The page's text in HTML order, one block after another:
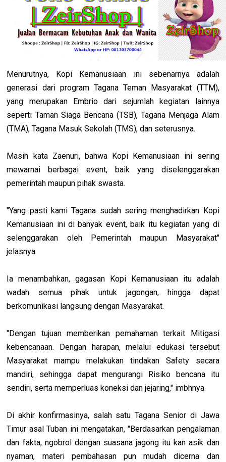
Menurutnya, Kopi Kemanusiaan ini sebenarnya adalah
generasi dari program Tagana Teman Masyarakat (TTM),
yang merupakan Embrio dari sejumlah kegiatan lainnya
seperti Taman Siaga Bencana (TSB), Tagana Menjaga Alam
(TMA), Tagana Masuk Sekolah (TMS), dan seterusnya.
Masih kata Zaenuri, bahwa Kopi Kemanusiaan ini sering
mewarnai berbagai event, baik yang diselenggarakan
pemerintah maupun pihak swasta.
"Yang pasti kami Tagana sudah sering menghadirkan Kopi
Kemanusiaan ini di banyak event, baik itu kegiatan yang di
selenggarakan oleh Pemerintah maupun Masyarakat"
jelasnya.
Ia menambahkan, gagasan Kopi Kemanusiaan itu adalah
wadah semua pihak untuk jagongan, hingga dapat
berkomunikasi langsung dengan Masyarakat.
"Dengan tujuan memberikan pemahaman terkait Mitigasi
kebencanaan. Dengan harapan, melalui edukasi tersebut
Masyarakat mampu melakukan tindakan Safety secara
mandiri, sehingga dapat mengurangi Risiko bencana itu
sendiri, serta memperluas koneksi dan jejaring," imbhnya.
Di akhir konfirmasinya, salah satu Tagana Senior di Jawa
Timur asal Tuban ini mengatakan, "Berdasarkan pengalaman
dan fakta, ngobrol dengan suasana jagong itu kan asik dan
nyaman, materi pembahasan pun mudah dicerna dan